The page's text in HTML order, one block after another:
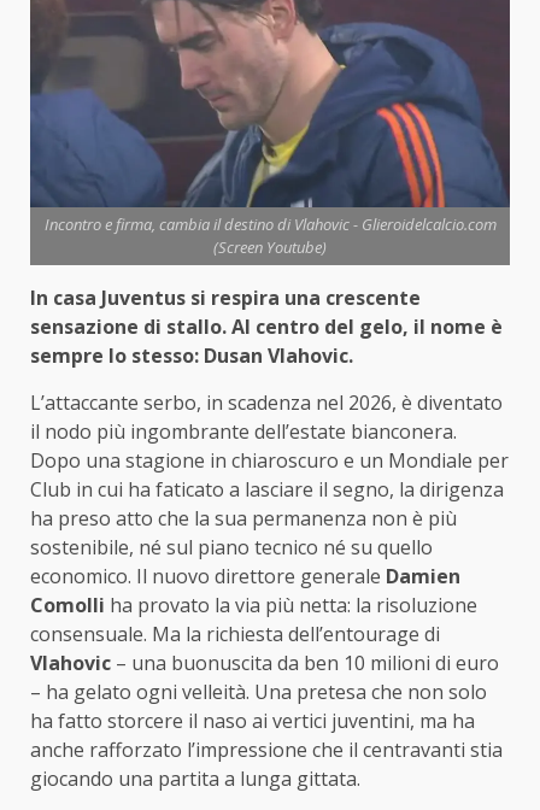
Incontro e firma, cambia il destino di Vlahovic - Glieroidelcalcio.com
(Screen Youtube)
In casa Juventus si respira una crescente
sensazione di stallo. Al centro del gelo, il nome è
sempre lo stesso: Dusan Vlahovic.
L’attaccante serbo, in scadenza nel 2026, è diventato
il nodo più ingombrante dell’estate bianconera.
Dopo una stagione in chiaroscuro e un Mondiale per
Club in cui ha faticato a lasciare il segno, la dirigenza
ha preso atto che la sua permanenza non è più
sostenibile, né sul piano tecnico né su quello
economico. Il nuovo direttore generale Damien
Comolli ha provato la via più netta: la risoluzione
consensuale. Ma la richiesta dell’entourage di
Vlahovic – una buonuscita da ben 10 milioni di euro
– ha gelato ogni velleità. Una pretesa che non solo
ha fatto storcere il naso ai vertici juventini, ma ha
anche rafforzato l’impressione che il centravanti stia
giocando una partita a lunga gittata.